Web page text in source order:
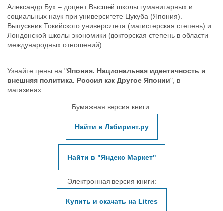
Александр Бух – доцент Высшей школы гуманитарных и
социальных наук при университете Цукуба (Япония).
Выпускник Токийского университета (магистерская степень) и
Лондонской школы экономики (докторская степень в области
международных отношений).
Узнайте цены на "Япония. Национальная идентичность и
внешняя политика. Россия как Другое Японии", в
магазинах:
Бумажная версия книги:
Найти в Лабиринт.ру
Найти в "Яндекс Маркет"
Электронная версия книги:
Купить и скачать на Litres